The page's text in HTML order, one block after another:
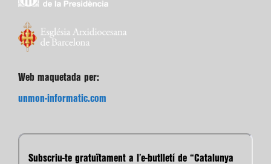
Web maquetada per:
unmon-informatic.com
Subscriu-te gratuïtament a l’e-butlletí de “Catalunya